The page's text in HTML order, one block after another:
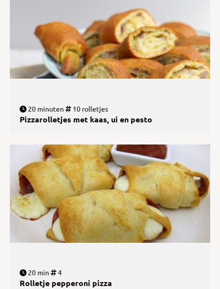
20 minuten 10 rolletjes
Pizzarolletjes met kaas, ui en pesto
20 min 4
Rolletje pepperoni pizza